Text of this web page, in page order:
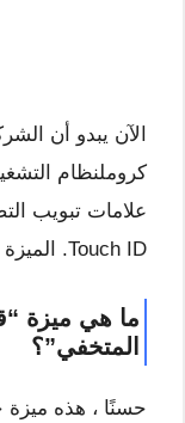
الآن يبدو أن
Touch ID. الميزة متاحة الآن على Chrome لنظام iOS.
ما هي ميزة
المتخفي”؟
حسنًا ، هذه